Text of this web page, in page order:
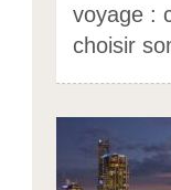
voyage :
choisir